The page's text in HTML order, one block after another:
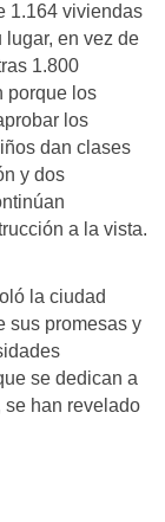
1.164 viviendas
lugar, en vez de
1.800
porque los
los
dan clases
y dos
a la vista.
la ciudad
sus promesas y
se dedican a
se han revelado